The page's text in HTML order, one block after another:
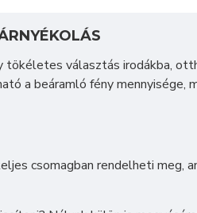
tökéletes választás irodákba,
a beáramló fény mennyisége,
csomagban rendelheti meg,